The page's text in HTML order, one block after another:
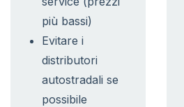
più bassi)
Evitare i
distributori
autostradali se
possibile